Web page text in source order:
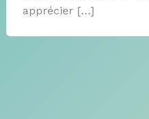
apprécier […]